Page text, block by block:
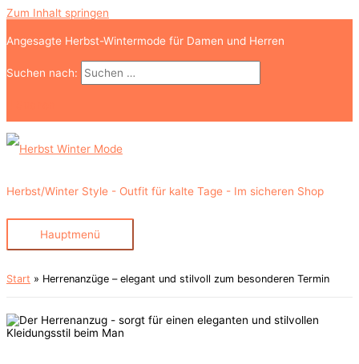
Zum Inhalt springen
Angesagte Herbst-Wintermode für Damen und Herren
Suchen nach:
Herbst/Winter Style - Outfit für kalte Tage - Im sicheren Shop
Hauptmenü
Start Herrenanzüge – elegant und stilvoll zum besonderen Termin